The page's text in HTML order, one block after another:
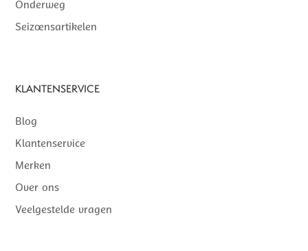
Onderweg
Seizoensartikelen
KLANTENSERVICE
Blog
Klantenservice
Merken
Over ons
Veelgestelde vragen